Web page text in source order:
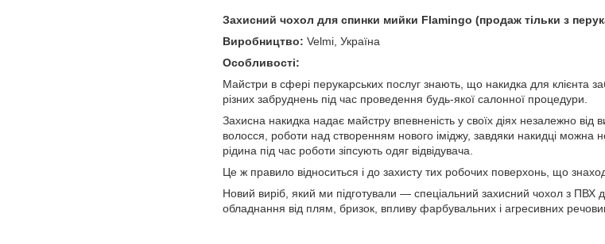
Захисний чохол для спинки мийки Flamingo (продаж тільки з
Виробництво: Velmi, Україна
Особливості:
Майстри в сфері перукарських послуг знають, що накидка для клієнта
різних забруднень під час проведення будь-якої салонної процедури.
Захисна накидка надає майстру впевненість у своїх діях незалежно від
волосся, роботи над створенням нового іміджу, завдяки накидці
рідина під час роботи зіпсують одяг відвідувача.
Це ж правило відноситься і до захисту тих робочих поверхонь, що
Новий виріб, який ми підготували — спеціальний захисний чохол з
обладнання від плям, бризок, впливу фарбувальних і агресивних